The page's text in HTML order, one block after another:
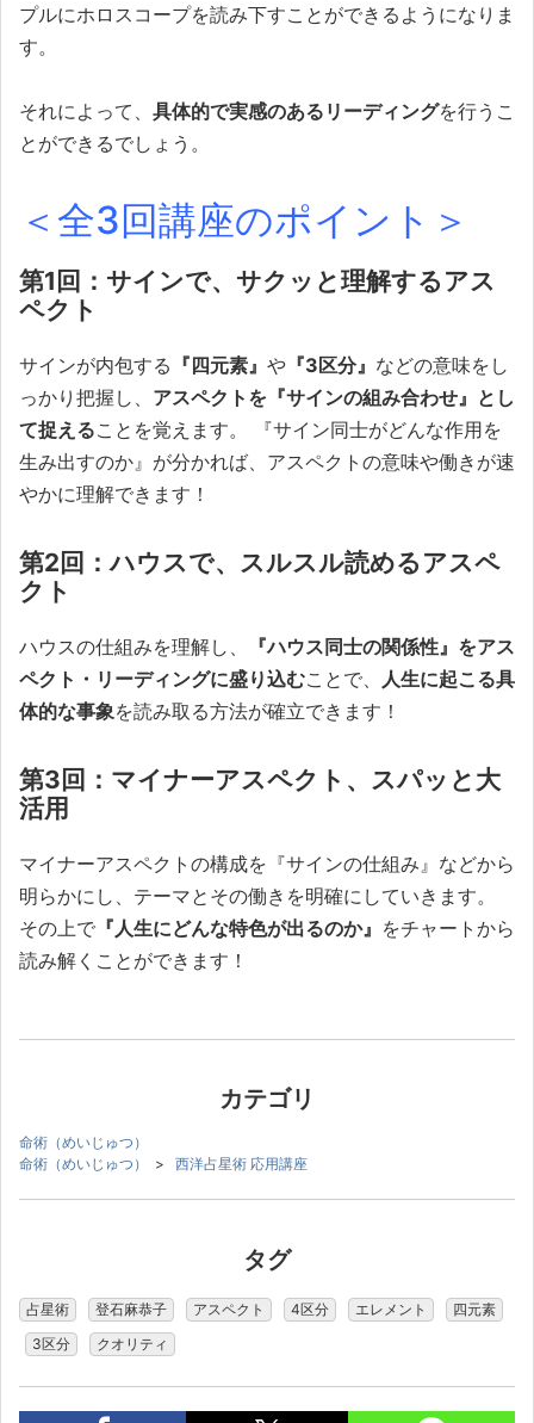
プルにホロスコープを読み下すことができるようになりま
す。
それによって、 具体的で実感のあるリーディングを行うこ
とができるでしょう。
＜全3回講座のポイント＞
第1回：サインで、サクッと理解するアス
ペクト
サインが内包する 『四元素』 や 『3区分』 などの意味をし
っかり把握し、 アスペクトを『サインの組み合わせ』とし
て捉えることを覚えます。 『サイン同士がどんな作用を
生み出すのか』が分かれば、アスペクトの意味や働きが速
やかに理解できます！
第2回：ハウスで、スルスル読めるアスペ
クト
ハウスの仕組みを理解し、
『ハウス同士の関係性』をアス
ペクト・リーディングに盛り込むことで、
人生に起こる具
体的な事象を読み取る方法が確立できます！
第3回：マイナーアスペクト、スパッと大
活用
マイナーアスペクトの構成を『サインの仕組み』などから
明らかにし、テーマとその働きを明確にしていきます。
その上で 『人生にどんな特色が出るのか』 をチャートから
読み解くことができます！
カテゴリ
命術（めいじゅつ）
命術（めいじゅつ）
> 西洋占星術 応用講座
タグ
占星術 登石麻恭子 アスペクト 4区分 エレメント
四元素
3区分
クオリティ